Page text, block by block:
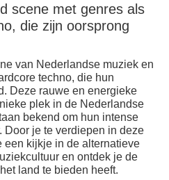
scene met genres als
die zijn oorsprong
van Nederlandse muziek en
techno, die hun
Deze rauwe en energieke
plek in de Nederlandse
bekend om hun intense
Door je te verdiepen in deze
een kijkje in de alternatieve
en ontdek je de
land te bieden heeft.